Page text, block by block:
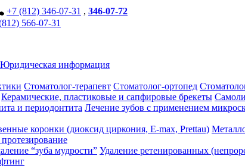
+7 (812) 346-07-31 , 346-07-72
566-07-31
Юридическая информация
Cтоматолог-терапевт Стоматолог-ортопед
Керамические, пластиковые и сапфировые брекеты
и периодонтита Лечение зубов с применением
коронки (диоксид циркония, E-max, Prettau)
“зуба мудрости” Удаление ретенированных